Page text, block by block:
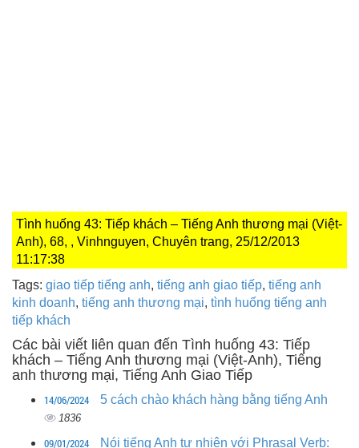
Tình huống 43: Tiếp khách – Tiếng Anh thương mại (Việt-
Anh), 68, , Vinhnguyen, Chuyên trang, 25/12/2013
11:17:38
Tags: giao tiếp tiếng anh, tiếng anh giao tiếp, tiếng anh
kinh doanh, tiếng anh thương mại, tình huống tiếng anh
tiếp khách
Các bài viết liên quan đến Tình huống 43: Tiếp
khách – Tiếng Anh thương mại (Việt-Anh), Tiếng
anh thương mại, Tiếng Anh Giao Tiếp
14/06/2024 5 cách chào khách hàng bằng tiếng Anh
1836
09/01/2024
Nói tiếng Anh tự nhiên với Phrasal Verb: